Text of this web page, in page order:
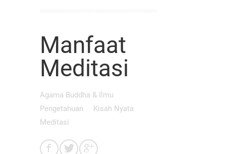
Manfaat
Meditasi
Agama Buddha & Ilmu
Pengetahuan
Kisah Nyata
Meditasi